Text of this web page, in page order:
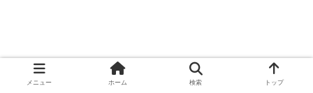
メニュー ホーム 検索 トップ